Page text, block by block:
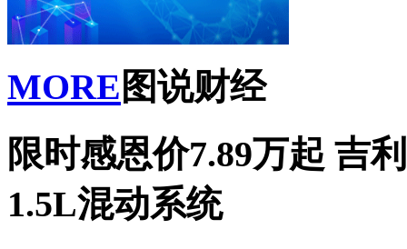
MORE 图说财经
限时感恩价7.89万起 吉
1.5L混动系统